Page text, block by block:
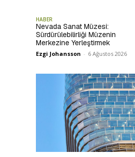
HABER
Nevada Sanat Müzesi:
Sürdürülebilirliği Müzenin
Merkezine Yerleştirmek
Ezgi Johansson - 6 Ağustos 2026